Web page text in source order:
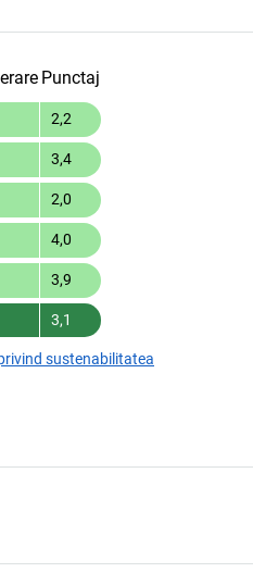
Punctaj
2,2
3,4
2,0
4,0
3,9
3,1
sustenabilitatea